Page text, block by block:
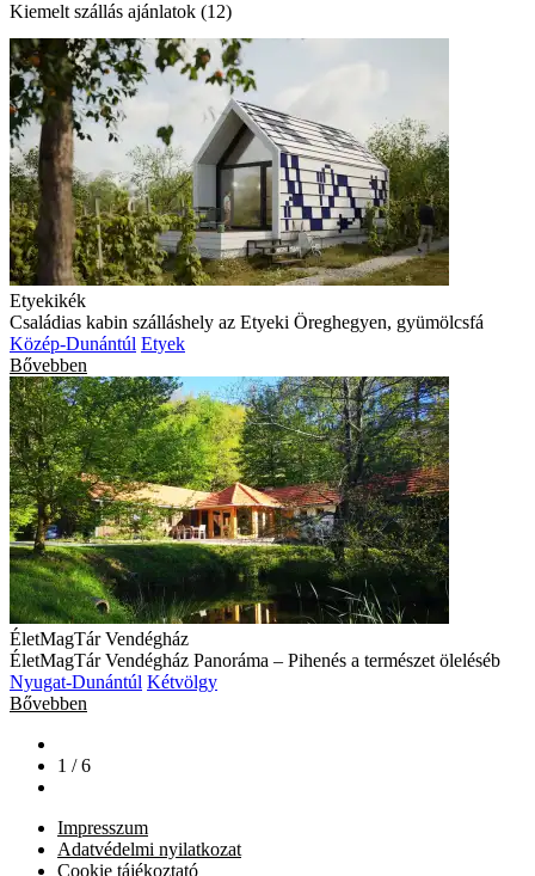
Kiemelt szállás ajánlatok (12)
Etyekikék
Családias kabin szálláshely az Etyeki Öreghegyen, gyümölcsfá
Közép-Dunántúl Etyek
Bővebben
ÉletMagTár Vendégház
ÉletMagTár Vendégház Panoráma – Pihenés a természet öleléséb
Nyugat-Dunántúl Kétvölgy
Bővebben
1 / 6
Impresszum
Adatvédelmi nyilatkozat
Cookie tájékoztató